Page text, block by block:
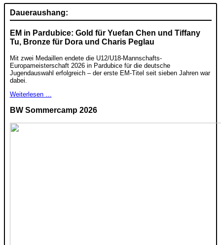
Daueraushang:
EM in Pardubice: Gold für Yuefan Chen und Tiffany
Tu, Bronze für Dora und Charis Peglau
Mit zwei Medaillen endete die U12/U18-Mannschafts-
Europameisterschaft 2026 in Pardubice für die deutsche
Jugendauswahl erfolgreich – der erste EM-Titel seit sieben Jahren war
dabei.
Weiterlesen …
BW Sommercamp 2026